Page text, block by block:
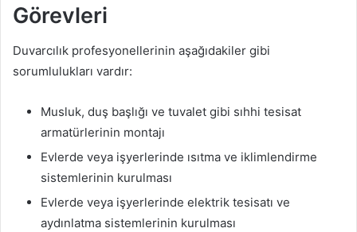
Görevleri
Duvarcılık profesyonellerinin aşağıdakiler gibi
sorumlulukları vardır:
Musluk, duş başlığı ve tuvalet gibi sıhhi tesisat
armatürlerinin montajı
Evlerde veya işyerlerinde ısıtma ve iklimlendirme
sistemlerinin kurulması
Evlerde veya işyerlerinde elektrik tesisatı ve
aydınlatma sistemlerinin kurulması